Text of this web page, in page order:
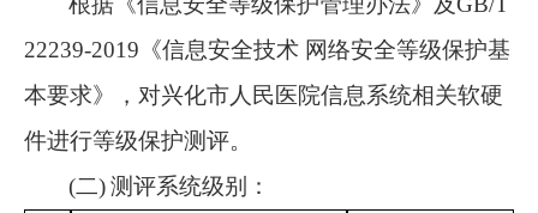
22239-2019《信息安全技术 网络安全等级保护基
本要求》，对兴化市人民医院信息系统相关软硬
件进行等级保护测评。
(二)测评系统级别：